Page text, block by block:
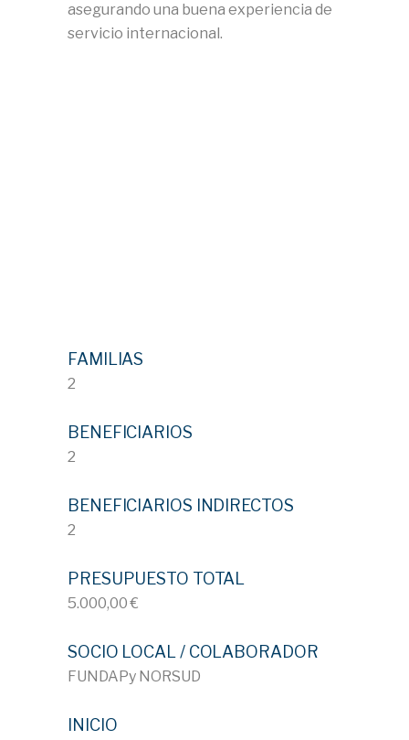
asegurando una buena experiencia de
servicio internacional.
FAMILIAS
2
BENEFICIARIOS
2
BENEFICIARIOS INDIRECTOS
2
PRESUPUESTO TOTAL
5.000,00 €
SOCIO LOCAL / COLABORADOR
FUNDAPy NORSUD
INICIO